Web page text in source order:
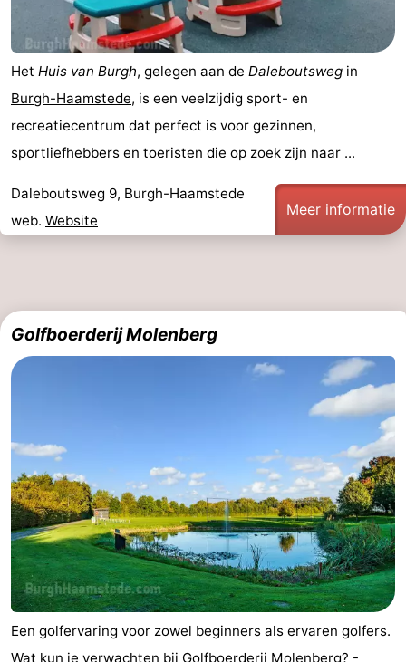
Het Huis van Burgh, gelegen aan de Daleboutsweg in
Burgh-Haamstede, is een veelzijdig sport- en
recreatiecentrum dat perfect is voor gezinnen,
sportliefhebbers en toeristen die op zoek zijn naar ...
Daleboutsweg 9, Burgh-Haamstede
web. Website
Meer informatie
Golfboerderij Molenberg
Een golfervaring voor zowel beginners als ervaren golfers.
Wat kun je verwachten bij Golfboerderij Molenberg? -